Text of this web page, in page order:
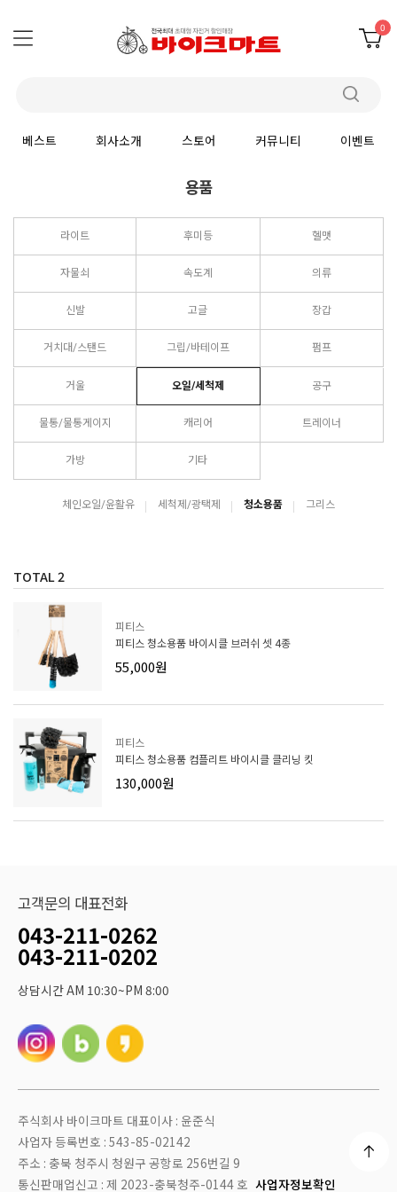
0
베스트 회사소개 스토어 커뮤니티 이벤트
용품
라이트 후미등 헬맷
자물쇠 속도계 의류
신발 고글 장갑
거치대/스탠드 그립/바테이프 펌프
거울 오일/세척제 공구
물통/물통게이지 캐리어 트레이너
가방 기타
체인오일/윤활유 세척제/광택제 청소용품 그리스
TOTAL2
피티스
피티스 청소용품 바이시클 브러쉬 셋 4종
55,000원
피티스
피티스 청소용품 컴플리트 바이시클 클리닝 킷
130,000원
고객문의 대표전화
043-211-0262
043-211-0202
상담시간 AM 10:30~PM 8:00
주식회사 바이크마트 대표이사 : 윤준식
사업자 등록번호 : 543-85-02142
주소 : 충북 청주시 청원구 공항로 256번길 9
통신판매업신고 : 제 2023-충북청주-0144 호 사업자정보확인